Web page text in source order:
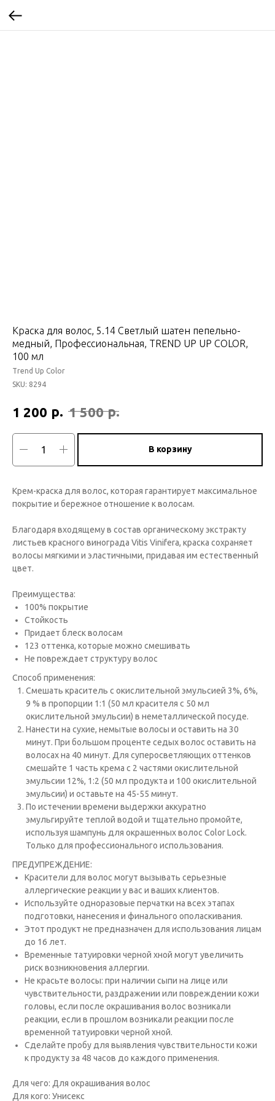
Краска для волос, 5.14 Светлый шатен пепельно-
медный, Профессиональная, TREND UP UP COLOR,
100 мл
Trend Up Color
SKU: 8294
1 200 р. 1 500 р.
В корзину
Крем-краска для волос, которая гарантирует максимальное
покрытие и бережное отношение к волосам.
Благодаря входящему в состав органическому экстракту
листьев красного винограда Vitis Vinifera, краска сохраняет
волосы мягкими и эластичными, придавая им естественный
цвет.
Преимущества:
100% покрытие
Стойкость
Придает блеск волосам
123 оттенка, которые можно смешивать
Не повреждает структуру волос
Способ применения:
Cмешать краситель с окислительной эмульсией 3%, 6%,
9 % в пропорции 1:1 (50 мл красителя с 50 мл
окислительной эмульсии) в неметаллической посуде.
Нанести на сухие, немытые волосы и оставить на 30
минут. При большом проценте седых волос оставить на
волосах на 40 минут. Для суперосветляющих оттенков
смешайте 1 часть крема с 2 частями окислительной
эмульсии 12%, 1:2 (50 мл продукта и 100 окислительной
эмульсии) и оставьте на 45-55 минут.
По истечении времени выдержки аккуратно
эмульгируйте теплой водой и тщательно промойте,
используя шампунь для окрашенных волос Color Lock.
Только для профессионального использования.
ПРЕДУПРЕЖДЕНИЕ:
Красители для волос могут вызывать серьезные
аллергические реакции у вас и ваших клиентов.
Исполь­зуйте одноразовые перчатки на всех этапах
подготовки, нанесения и финального ополаскивания.
Этот продукт не предназна­чен для использования лицам
до 16 лет.
Временные татуировки черной хной могут увеличить
риск возникновения аллергии.
Не красьте волосы: при наличии сыпи на лице или
чувствительности, раздражении или повреждении кожи
головы, если после окрашивания волос возникали
реакции, если в прошлом возникали реакции после
временной татуировки черной хной.
Сде­лайте пробу для выявления чувствительности кожи
к продукту за 48 часов до каждого применения.
Для чего: Для окрашивания волос
Для кого: Унисекс